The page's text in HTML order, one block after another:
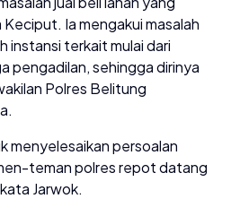
Ia mengakui masalah
instansi terkait mulai dari
pengadilan, sehingga dirinya
Polres Belitung
menyelesaikan persoalan
teman polres repot datang
Jarwok.